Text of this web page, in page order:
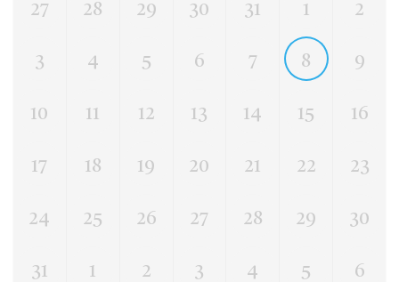
27 28 29 30 31 1 2
3 4 5 6 7 8 9
10 11 12 13 14 15 16
17 18 19 20 21 22 23
24 25 26 27 28 29 30
31 1 2 3 4 5 6